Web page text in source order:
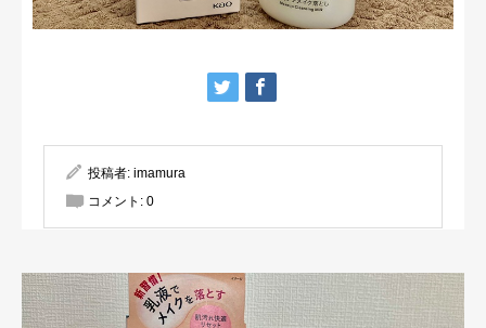
投稿者: imamura
コメント: 0